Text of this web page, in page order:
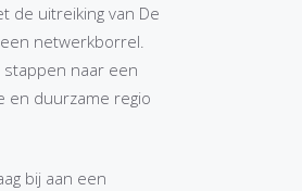
de uitreiking van De
netwerkborrel.
naar een
en duurzame regio
bij aan een